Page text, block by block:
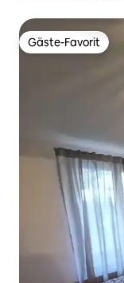
Gäste-Favorit
Gäste-Favorit